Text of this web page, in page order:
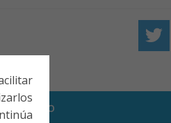
CONTACTO